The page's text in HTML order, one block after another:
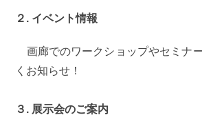
２. イベント情報
画廊でのワークショップやセミナ
くお知らせ！
３. 展示会のご案内